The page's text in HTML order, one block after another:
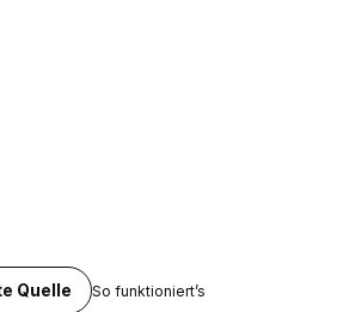
Quelle So funktioniert’s